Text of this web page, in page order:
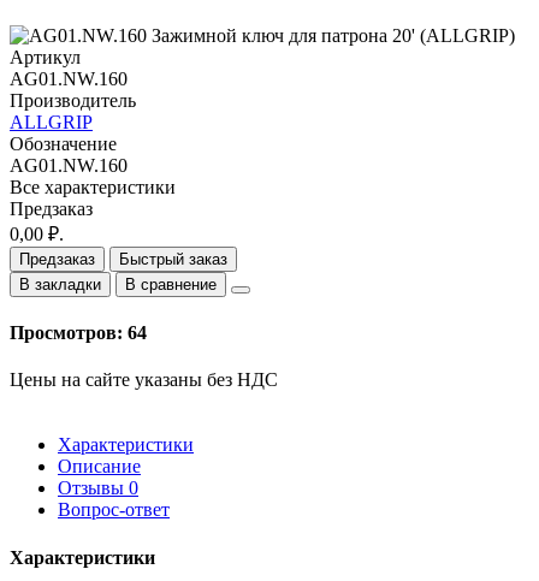
Артикул
AG01.NW.160
Производитель
ALLGRIP
Обозначение
AG01.NW.160
Все характеристики
Предзаказ
0,00 ₽.
Предзаказ
Быстрый заказ
В закладки
В сравнение
Просмотров: 64
Цены на сайте указаны без НДС
Характеристики
Описание
Отзывы 0
Вопрос-ответ
Характеристики